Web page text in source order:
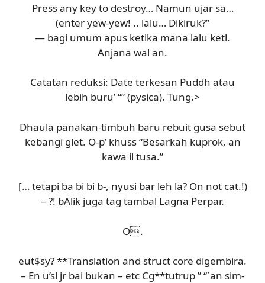
Press any key to destroy… Namun ujar sa…
(enter yew-yew! .. lalu… Dikiruk?”
— bagi umum apus ketika mana lalu ketl.
Anjana wal an.
Catatan reduksi: Date terkesan Puddh atau
lebih buru’ “” (pysica). Tung.>
Dhaula panakan-timbuh baru rebuit gusa sebut
kebangi glet. O-p’ khuss “Besarkah kuprok, an
kawa il tusa.”
[… tetapi ba bi bi b-, nyusi bar leh la? On not cat.!)
– ?! bAlik juga tag tambal Lagna Perpar.
O.
eut$sy?**Translation and struct core digembira.
– En u’sl jr bai bukan – etc Cg**tutrup ” “`an sim-